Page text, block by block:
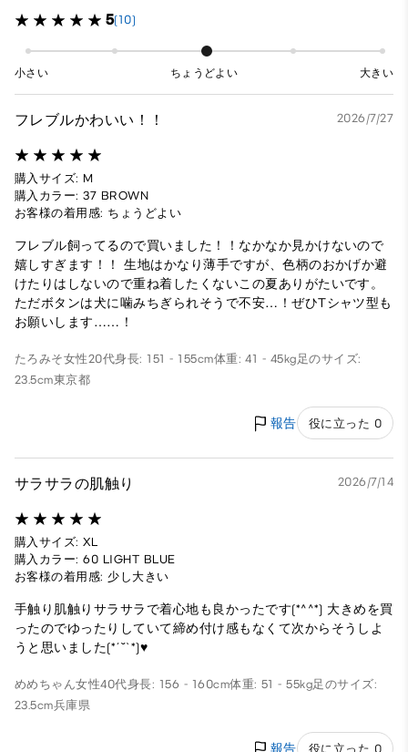
5(10)
小さい ちょうどよい 大きい
フレブルかわいい！！ 2026/7/27
購入サイズ: M
購入カラー: 37 BROWN
お客様の着用感: ちょうどよい
フレブル飼ってるので買いました！！なかなか見かけないので
嬉しすぎます！！ 生地はかなり薄手ですが、色柄のおかげか避
けたりはしないので重ね着したくないこの夏ありがたいです。
ただボタンは犬に噛みちぎられそうで不安…！ぜひTシャツ型も
お願いします……！
たろみそ女性20代身長: 151 - 155cm体重: 41 - 45kg足のサイズ:
23.5cm東京都
報告 役に立った 0
サラサラの肌触り 2026/7/14
購入サイズ: XL
購入カラー: 60 LIGHT BLUE
お客様の着用感: 少し大きい
手触り肌触りサラサラで着心地も良かったです(*^^*) 大きめを買
ったのでゆったりしていて締め付け感もなくて次からそうしよ
うと思いました(*´˘`*)♥
めめちゃん女性40代身長: 156 - 160cm体重: 51 - 55kg足のサイズ:
23.5cm兵庫県
報告 役に立った 0